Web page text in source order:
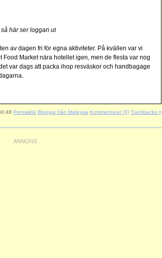
här ser loggan ut
av dagen fri för egna aktiviteter. På kvällen var vi
Market nära hotellet igen, men de flesta var nog
var dags att packa ihop resväskor och handbagage
Permalink Bloggar från Malaysia Kommentarer (0) Trackbacks ()